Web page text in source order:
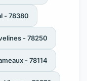
- 78380
- 78250
- 78114